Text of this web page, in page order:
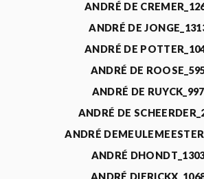
ANDRÉ DE
ANDRÉ DE
ANDRÉ DE
ANDRÉ DE
ANDRÉ DE
ANDRÉ DE
ANDRÉ
ANDRÉ
ANDRÉ